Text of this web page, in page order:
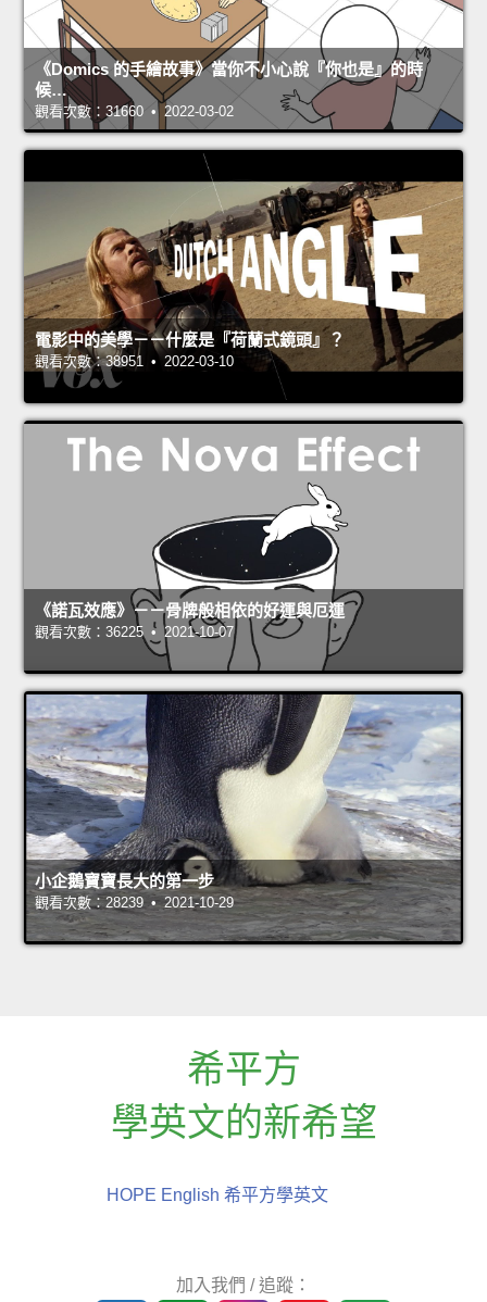
《Domics 的手繪故事》當你不小心說『你也是』的時
候…
觀看次數：31660 • 2022-03-02
電影中的美學－－什麼是『荷蘭式鏡頭』？
觀看次數：38951 • 2022-03-10
《諾瓦效應》－－骨牌般相依的好運與厄運
觀看次數：36225 • 2021-10-07
小企鵝寶寶長大的第一步
觀看次數：28239 • 2021-10-29
希平方
學英文的新希望
HOPE English 希平方學英文
加入我們 / 追蹤：